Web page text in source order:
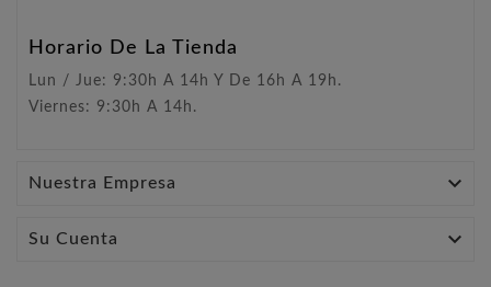
Horario De La Tienda
Lun / Jue: 9:30h A 14h Y De 16h A 19h.
Viernes: 9:30h A 14h.
Nuestra Empresa 
Su Cuenta 